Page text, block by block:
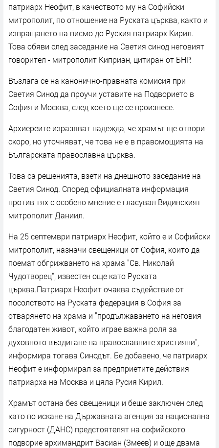
патриарх Неофит, в качеството му на Софийски
митрополит, по отношение на Руската църква, както и
изпращането на писмо до Руския патриарх Кирил.
Това обяви след заседание на Светия синод неговият
говорител - митрополит Киприан, цитиран от БНР.
Възлага се на канонично-правната комисия при
Светия Синод да проучи уставите на Подворието в
София и Москва, след което ще се произнесе.
Архиереите изразяват надежда, че храмът ще отвори
скоро, но уточняват, че това не е в правомощията на
Българската православна църква.
Това са решенията, взети на днешното заседание на
Светия Синод. Според официалната информация
против тях с особено мнение е гласувал Видинският
митрополит Даниил.
На 25 септември патриарх Неофит, който е и Софийски
митрополит, назначи свещеници от София, които да
поемат обгрижването на храма "Св. Николай
Чудотворец", известен още като Руската
църква.Патриарх Неофит очаква съдействие от
посолството на Руската федерация в София за
отварянето на храма и "продължаването на неговия
благодатен живот, който играе важна роля за
духовното въздигане на православните християни",
информира тогава Синодът. Бе добавено, че патриарх
Неофит е информирал за предприетите действия
патриарха на Москва и цяла Русия Кирил.
Храмът остана без свещеници и беше заключен след
като по искане на Държавната агенция за национална
сигурност (ДАНС) предстоятелят на софийското
подворие архимандрит Васиан (Змеев) и още двама